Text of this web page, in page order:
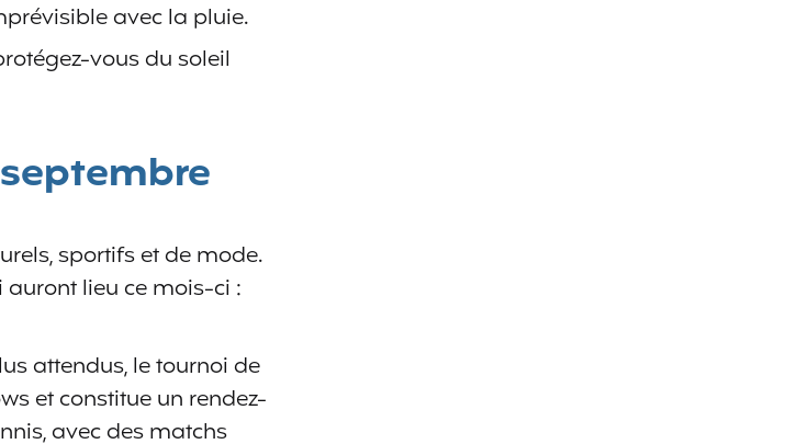
avec la pluie.
vous du soleil
sportifs et de mode.
lieu ce mois-ci :
attendus, le tournoi de
et constitue un rendez-
avec des matchs